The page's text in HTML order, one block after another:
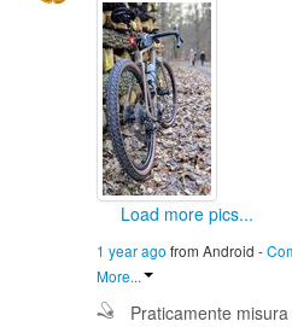
Load more pics...
1 year ago from Android -
More...
Praticamente